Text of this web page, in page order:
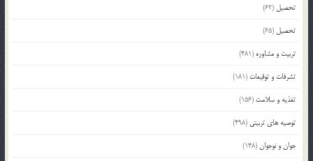
تحصیل (62)
تحصیل (65)
تربیت و مشاوره (481)
تشرفات و توقیعات (181)
تغذیه و سلامت (156)
توصیه های تربیتی (498)
جوان و نوجوان(148)